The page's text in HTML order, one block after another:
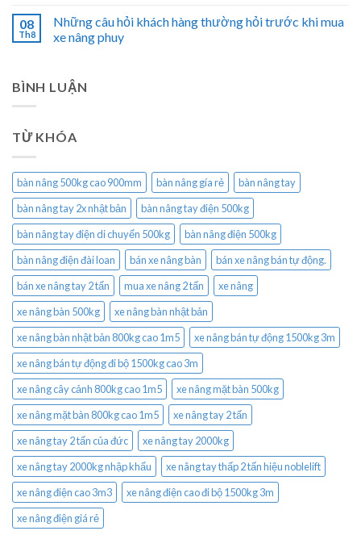
08
Th8
Những câu hỏi khách hàng thường hỏi trước khi mua
xe nâng phuy
BÌNH LUẬN
TỪ KHÓA
bàn nâng 500kg cao 900mm bàn nâng gía rẻ
bàn nâng tay
bàn nâng tay 2x nhật bản
bàn nâng tay điện 500kg
bàn nâng tay điện di chuyển 500kg
bàn nâng điện 500kg
bàn nâng điện đài loan
bán xe nâng bàn
bán xe nâng bán tự động.
bán xe nâng tay 2 tấn
mua xe nâng 2 tấn
xe nâng
xe nâng bàn 500kg
xe nâng bàn nhật bản
xe nâng bàn nhật bản 800kg cao 1m5
xe nâng bán tự động 1500kg 3m
xe nâng bán tự động đi bộ 1500kg cao 3m
xe nâng cây cảnh 800kg cao 1m5
xe nâng mặt bàn 500kg
xe nâng mặt bàn 800kg cao 1m5
xe nâng tay 2 tấn
xe nâng tay 2 tấn của đức
xe nâng tay 2000kg
xe nâng tay 2000kg nhập khẩu
xe nâng tay thấp 2 tấn hiệu noblelift
xe nâng điện cao 3m3
xe nâng điện cao đi bộ 1500kg 3m
xe nâng điện giá rẻ